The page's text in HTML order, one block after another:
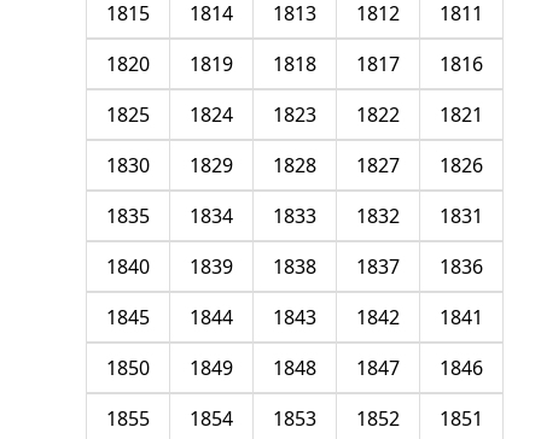
1811
1812
1813
1814
1815
1816
1817
1818
1819
1820
1821
1822
1823
1824
1825
1826
1827
1828
1829
1830
1831
1832
1833
1834
1835
1836
1837
1838
1839
1840
1841
1842
1843
1844
1845
1846
1847
1848
1849
1850
1851
1852
1853
1854
1855